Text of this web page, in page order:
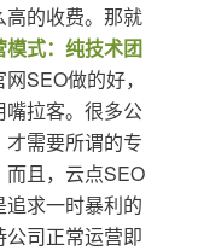
的收费。那就
式：纯技术团
SEO做的好，
拉客。很多公
需要所谓的专
且，云点SEO
求一时暴利的
司正常运营即